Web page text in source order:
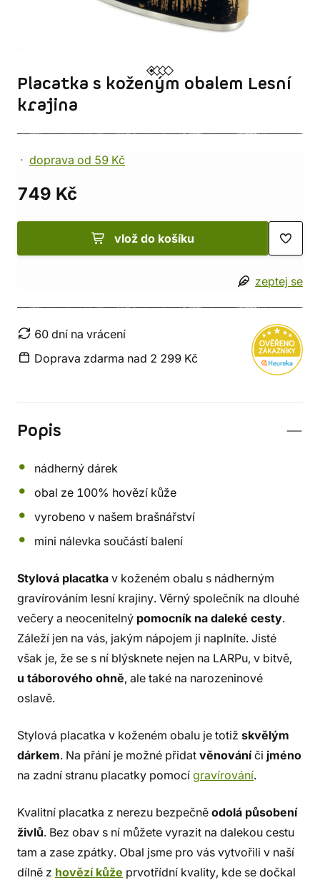
Placatka s koženým obalem Lesní
krajina
doprava od 59 Kč
749 Kč
vlož do košíku
zeptej se
60 dní na vrácení
Doprava zdarma nad 2 299 Kč
Popis
nádherný dárek
obal ze 100% hovězí kůže
vyrobeno v našem brašnářství
mini nálevka součástí balení
Stylová placatka v koženém obalu s nádherným
gravírováním lesní krajiny. Věrný společník na dlouhé
večery a neocenitelný pomocník na daleké cesty.
Záleží jen na vás, jakým nápojem ji naplníte. Jisté
však je, že se s ní blýsknete nejen na LARPu, v bitvě,
u táborového ohně, ale také na narozeninové
oslavě.
Stylová placatka v koženém obalu je totiž skvělým
dárkem. Na přání je možné přidat věnováníči jméno
na zadní stranu placatky pomocí gravírování.
Kvalitní placatka z nerezu bezpečně odolá působení
živlů. Bez obav s ní můžete vyrazit na dalekou cestu
tam a zase zpátky. Obal jsme pro vás vytvořili v naší
dílně z hovězí kůže prvotřídní kvality, kde se dočkal